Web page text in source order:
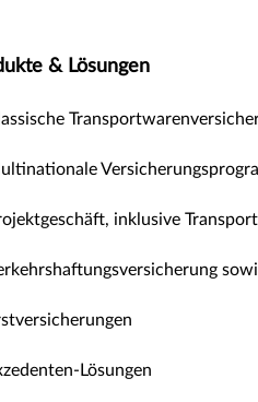
& Lösungen
inklusive
Lösungen